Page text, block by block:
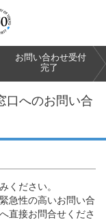
お問い合わせ受付
完了
口へのお問い合
ください。
急性の高いお問い合
直接お問合せくださ